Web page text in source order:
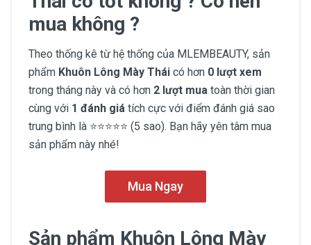
mua không ?
Theo thống kê từ hệ thống của MLEMBEAUTY, sản
phẩm Khuôn Lông Mày Thái có hơn 0 lượt xem
trong tháng này và có hơn 2 lượt mua toàn thời gian
cùng với 1 đánh giá tích cực với điểm đánh giá sao
trung bình là ⭐⭐⭐⭐⭐ (5 sao). Bạn hãy yên tâm mua
sản phẩm này nhé!
Mua Ngay
Sản phẩm Khuôn Lông Mày